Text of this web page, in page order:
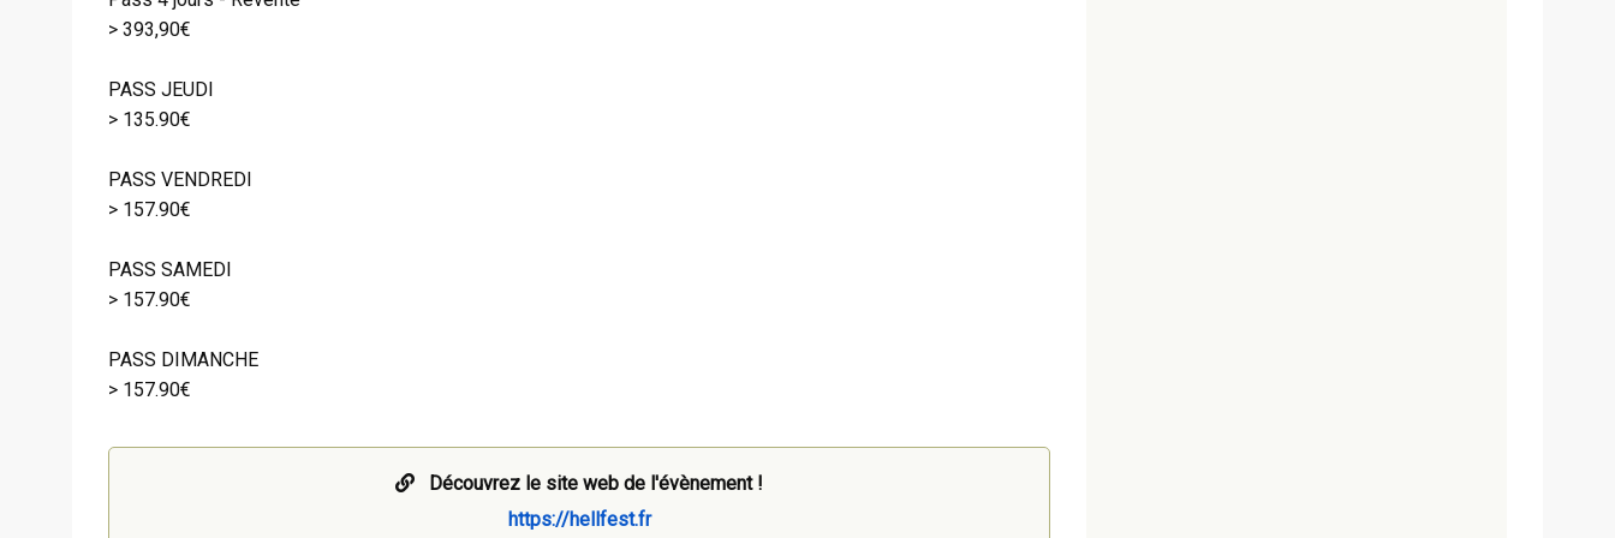
> 393,90€
PASS JEUDI
> 135.90€
PASS VENDREDI
> 157.90€
PASS SAMEDI
> 157.90€
PASS DIMANCHE
> 157.90€
Découvrez le site web de l'évènement !
https://hellfest.fr